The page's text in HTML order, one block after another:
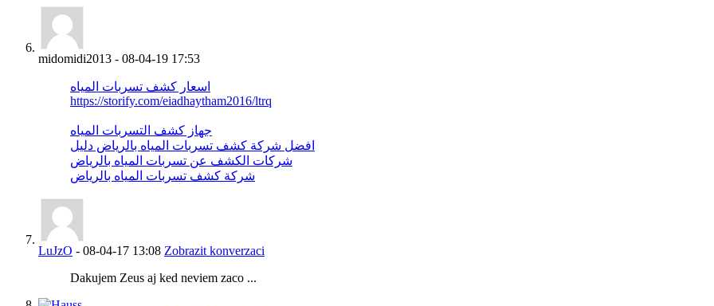
midomidi2013 - 08-04-19 17:53
اسعار كشف تسربات المياه
https://storify.com/eiadhaytham2016/ltrq
جهاز كشف التسربات المياه
افضل شركة كشف تسربات المياه بالرياض دليل
شركات الكشف عن تسربات المياه بالرياض
شركة كشف تسربات المياه بالرياض
LuJzO - 08-04-17 13:08 Zobrazit konverzaci
Dakujem Zeus aj ked neviem zaco ...